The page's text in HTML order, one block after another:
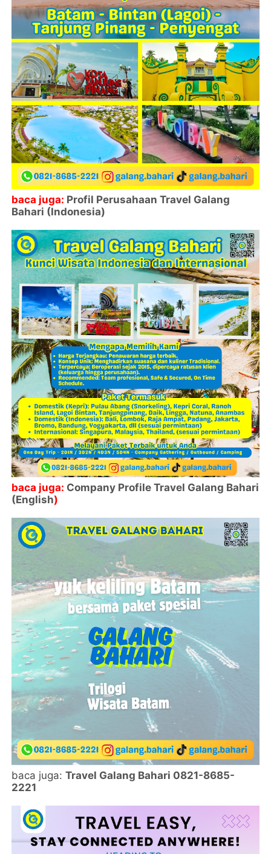
baca juga: Profil Perusahaan Travel Galang
Bahari (Indonesia)
baca juga: Company Profile Travel Galang Bahari
(English)
baca juga:Travel Galang Bahari 0821-8685-
2221